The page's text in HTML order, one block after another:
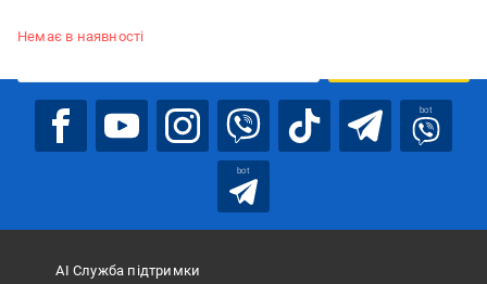
Немає в наявності
bot
bot
АІ Служба підтримки